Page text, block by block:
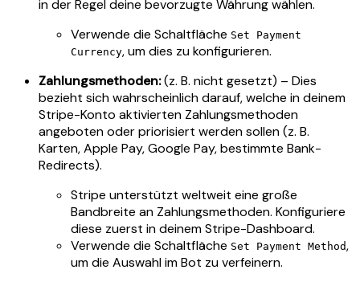
in der Regel deine bevorzugte Währung wählen.
Verwende die Schaltfläche Set Payment
Currency, um dies zu konfigurieren.
Zahlungsmethoden:(z. B. nicht gesetzt) – Dies
bezieht sich wahrscheinlich darauf, welche in deinem
Stripe-Konto aktivierten Zahlungsmethoden
angeboten oder priorisiert werden sollen (z. B.
Karten, Apple Pay, Google Pay, bestimmte Bank-
Redirects).
Stripe unterstützt weltweit eine große
Bandbreite an Zahlungsmethoden. Konfiguriere
diese zuerst in deinem Stripe-Dashboard.
Verwende die Schaltfläche Set Payment Method,
um die Auswahl im Bot zu verfeinern.